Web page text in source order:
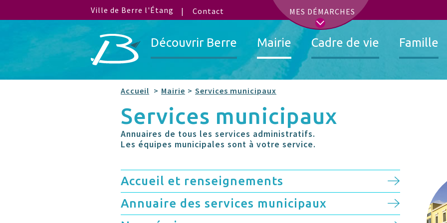
Ville de Berre l'Étang MES DÉMARCHES
Contact
Découvrir Berre Mairie Cadre de vie Famille
Accueil Mairie Services municipaux
Services municipaux
Annuaires de tous les services administratifs.
Les équipes municipales sont à votre service.
Accueil et renseignements
Annuaire des services municipaux